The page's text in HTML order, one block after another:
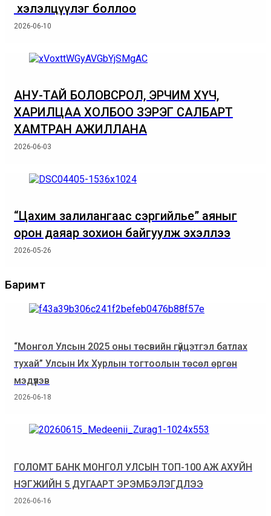
хэлэлцүүлэг боллоо
2026-06-10
АНУ-ТАЙ БОЛОВСРОЛ, ЭРЧИМ ХҮЧ,
ХАРИЛЦАА ХОЛБОО ЗЭРЭГ САЛБАРТ
ХАМТРАН АЖИЛЛАНА
2026-06-03
“Цахим залилангаас сэргийлье” аяныг
орон даяар зохион байгуулж эхэллээ
2026-05-26
Баримт
“Монгол Улсын 2025 оны төсвийн гүйцэтгэл батлах
тухай” Улсын Их Хурлын тогтоолын төсөл өргөн
мэдүүлэв
2026-06-18
ГОЛОМТ БАНК МОНГОЛ УЛСЫН ТОП-100 АЖ АХУЙН
НЭГЖИЙН 5 ДУГААРТ ЭРЭМБЭЛЭГДЛЭЭ
2026-06-16